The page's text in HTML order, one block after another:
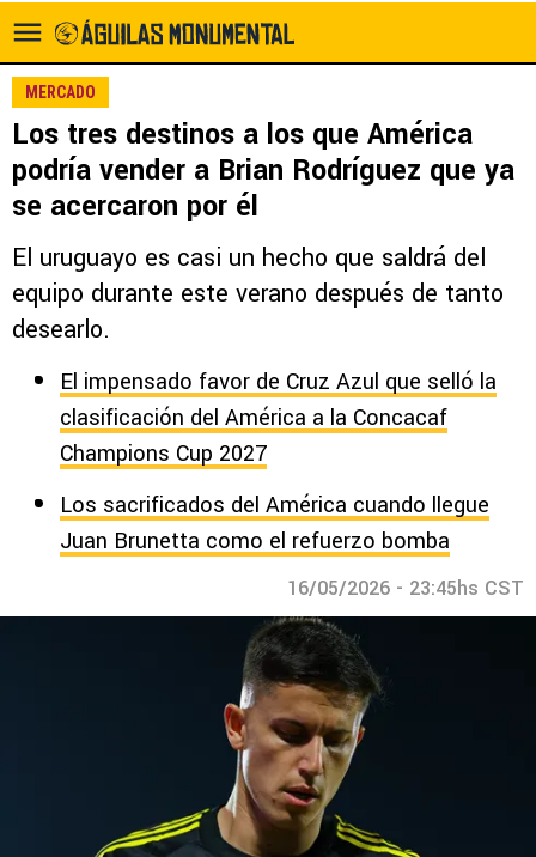
MERCADO
Los tres destinos a los que América
podría vender a Brian Rodríguez que ya
se acercaron por él
El uruguayo es casi un hecho que saldrá del
equipo durante este verano después de tanto
desearlo.
El impensado favor de Cruz Azul que selló la
clasificación del América a la Concacaf
Champions Cup 2027
Los sacrificados del América cuando llegue
Juan Brunetta como el refuerzo bomba
16/05/2026 - 23:45hs CST